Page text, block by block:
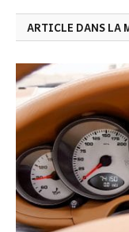
ARTICLE DANS LA